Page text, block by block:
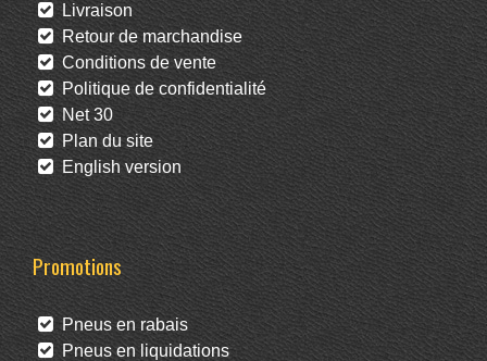
Livraison
Retour de marchandise
Conditions de vente
Politique de confidentialité
Net 30
Plan du site
English version
Promotions
Pneus en rabais
Pneus en liquidations